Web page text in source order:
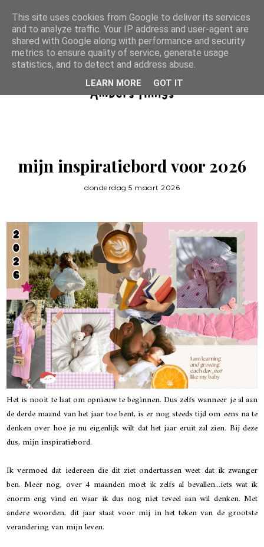
mijn inspiratiebord voor 2026
donderdag 5 maart 2026
Het is nooit te laat om opnieuw te beginnen. Dus zelfs wanneer je al aan
de derde maand van het jaar toe bent, is er nog steeds tijd om eens na te
denken over hoe je nu eigenlijk wilt dat het jaar eruit zal zien. Bij deze
dus, mijn inspiratiebord.
Ik vermoed dat iedereen die dit ziet ondertussen weet dat ik zwanger
ben. Meer nog, over 4 maanden moet ik zelfs al bevallen...iets wat ik
enorm eng vind en waar ik dus nog niet teveel aan wil denken. Met
andere woorden, dit jaar staat voor mij in het teken van de grootste
verandering van mijn leven.
This site uses cookies from Google to deliver its services
and to analyze traffic. Your IP address and user-agent are
shared with Google along with performance and security
metrics to ensure quality of service, generate usage
statistics, and to detect and address abuse.
LEARN MORE GOT IT